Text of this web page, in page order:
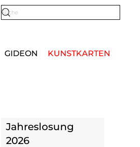
GIDEON KUNSTKARTEN
Jahreslosung
2026